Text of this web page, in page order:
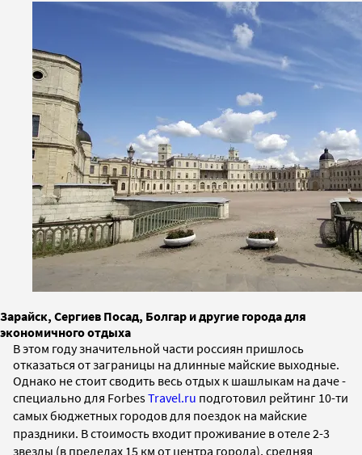
Зарайск, Сергиев Посад, Болгар и другие города для
экономичного отдыха
В этом году значительной части россиян пришлось
отказаться от заграницы на длинные майские выходные.
Однако не стоит сводить весь отдых к шашлыкам на даче -
специально для ForbesTravel.ru подготовил рейтинг 10-ти
самых бюджетных городов для поездок на майские
праздники. В стоимость входит проживание в отеле 2-3
звезды (в пределах 15 км от центра города), средняя